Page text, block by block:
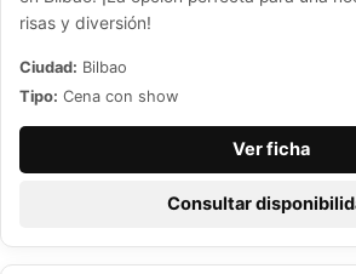
risas y diversión!
Ciudad: Bilbao
Tipo: Cena con show
Ver ficha
Consultar